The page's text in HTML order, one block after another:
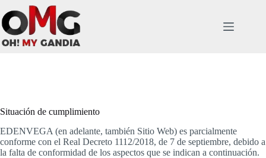
al
contenido
Situación de cumplimiento
EDENVEGA (en adelante, también Sitio Web) es parcialmente
conforme con el Real Decreto 1112/2018, de 7 de septiembre, debido a
la falta de conformidad de los aspectos que se indican a continuación.